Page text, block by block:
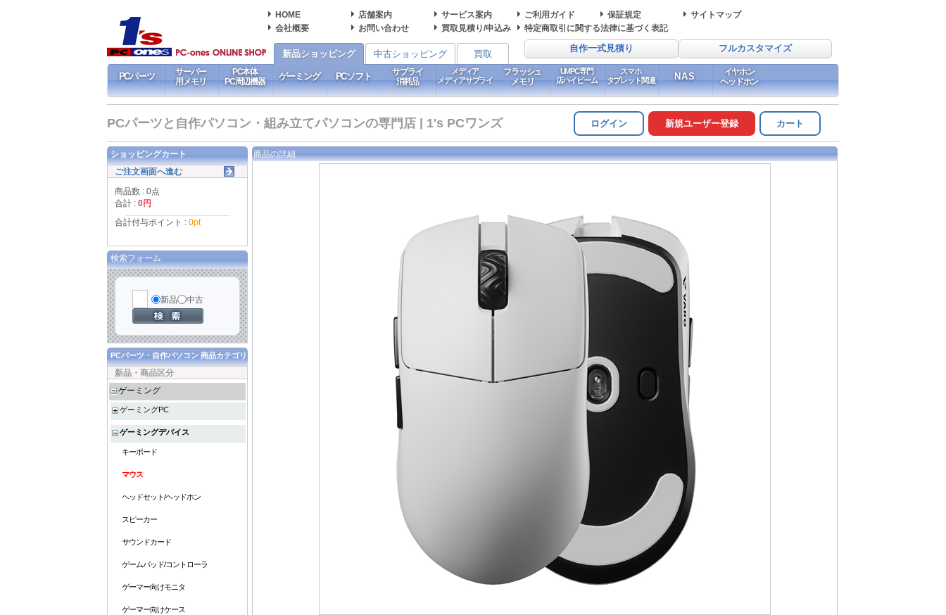
HOME 店舗案内 サービス案内 ご利用ガイド 保証規定
サイトマップ
会社概要
お問い合わせ 買取見積り/申込み 特定商取引に関する法律に基づく表記
自作一式見積り フルカスタマイズ
新品ショッピング 中古ショッピング 買取
PCパーツ
サーバー
用メモリ
PC本体
PC周辺機器
ゲーミング PCソフト
サプライ
消耗品
メディア
メディアサプライ
フラッシュ
メモリ
UMPC専門
店ハイビーム
スマホ
タブレット関連
NAS
イヤホン
ヘッドホン
PCパーツと自作パソコン・組み立てパソコンの専門店 | 1's PCワンズ ログイン 新規ユーザー登録 カート
商品の詳細
ショッピングカート
ご注文画面へ進む
商品数 : 0点
合計 : 0円
合計付与ポイント : 0pt
検索フォーム
新品 中古
PCパーツ・自作パソコン 商品カテゴリ
新品・商品区分
ゲーミング
ゲーミングPC
ゲーミングデバイス
キーボード
マウス
ヘッドセット/ヘッドホン
スピーカー
サウンドカード
ゲームパッド/コントローラ
ゲーマー向けモニタ
ゲーマー向けケース